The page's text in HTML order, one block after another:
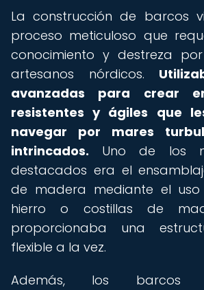
La construcción de barcos
proceso meticuloso que
conocimiento y destreza
artesanos nórdicos.
avanzadas para crear
resistentes y ágiles que
navegar por mares
intrincados. Uno de los
destacados era el
de madera mediante el
hierro o costillas de
proporcionaba una
flexible a la vez.
Además, los barcos